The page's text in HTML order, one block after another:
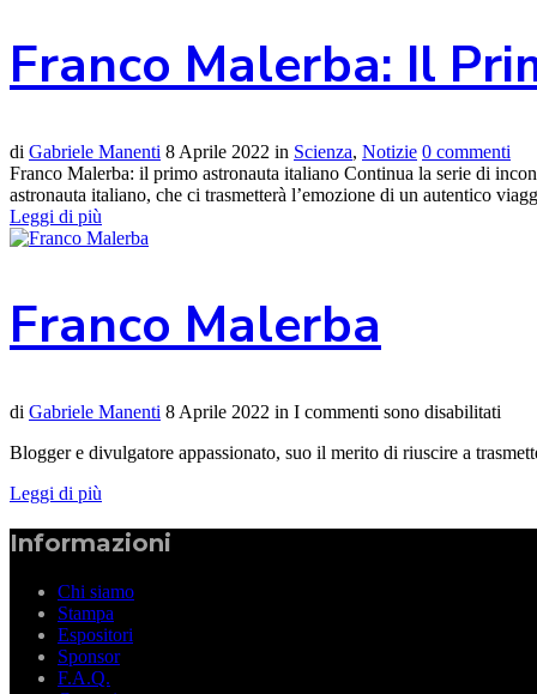
Franco Malerba: Il
di Gabriele Manenti 8 Aprile 2022 in Scienza, Notizie 0 commenti
Franco Malerba: il primo astronauta italiano Continua la serie di
astronauta italiano, che ci trasmetterà l’emozione di un autentico
Leggi di più
Franco Malerba
di Gabriele Manenti 8 Aprile 2022 in I commenti sono disabilitati
Blogger e divulgatore appassionato, suo il merito di riuscire a
Leggi di più
Informazioni
Chi siamo
Stampa
Espositori
Sponsor
F.A.Q.